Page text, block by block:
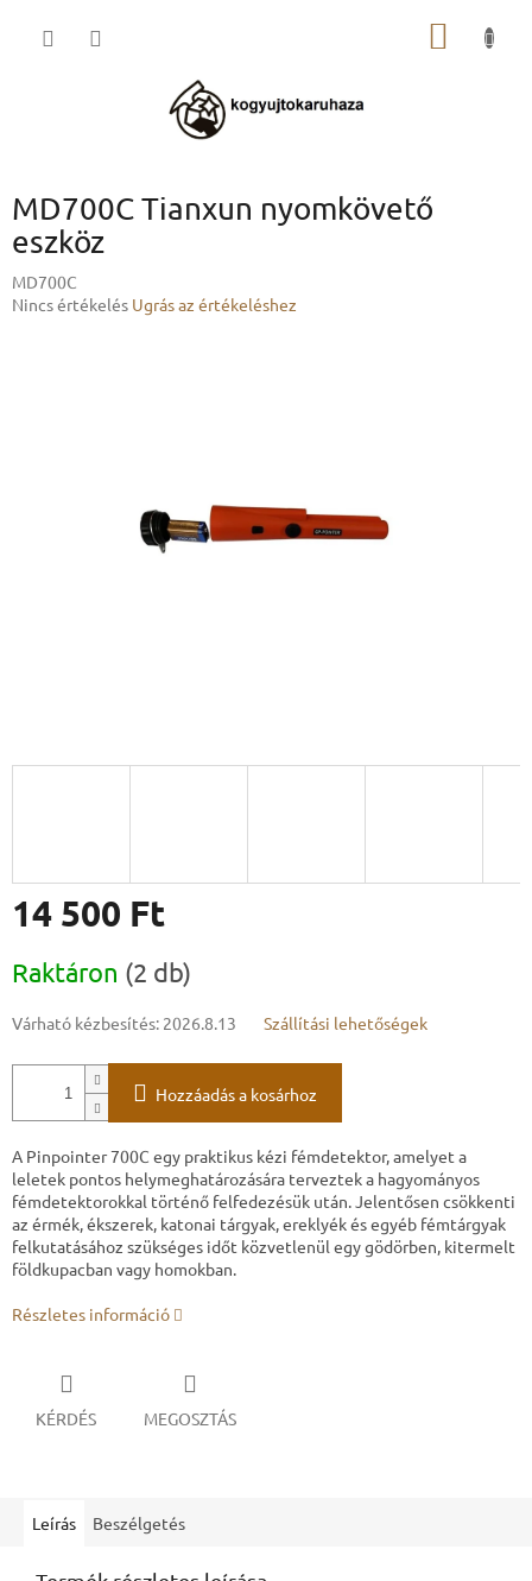
KOSÁR
MD700C Tianxun nyomkövető
eszköz
MD700C
A
Nincs értékelés Ugrás az értékeléshez
14 500 Ft
Raktáron (2 db)
Várható kézbesítés: 2026.8.13 Szállítási lehetőségek
Hozzáadás a kosárhoz
A Pinpointer 700C egy praktikus kézi fémdetektor, amelyet a
leletek pontos helymeghatározására terveztek a hagyományos
fémdetektorokkal történő felfedezésük után. Jelentősen csökkenti
az érmék, ékszerek, katonai tárgyak, ereklyék és egyéb fémtárgyak
felkutatásához szükséges időt közvetlenül egy gödörben, kitermelt
földkupacban vagy homokban.
Részletes információ
KÉRDÉS MEGOSZTÁS
Leírás Beszélgetés